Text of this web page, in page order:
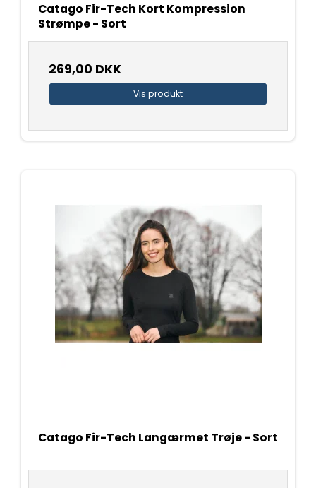
Catago Fir-Tech Kort Kompression
Strømpe - Sort
269,00 DKK
Vis produkt
Catago Fir-Tech Langærmet Trøje - Sort